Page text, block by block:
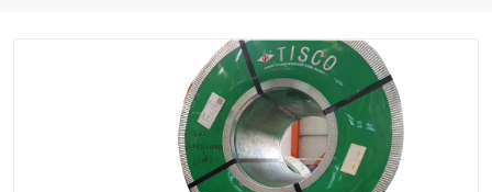
不锈钢工业方管
不锈钢法兰
不锈钢槽钢